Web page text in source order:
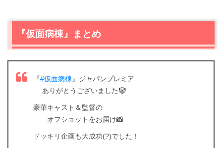
『仮面病棟』まとめ
『#仮面病棟 』ジャパンプレミア
ありがとうございました🤡
豪華キャスト＆監督の
オフショットをお届け📸
ドッキリ企画も大成功(?)でした！